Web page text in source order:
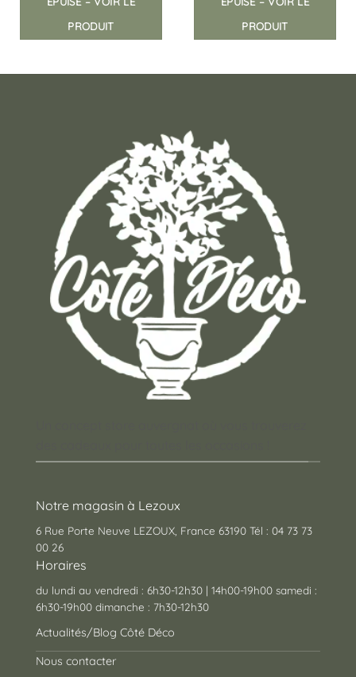
PRODUIT
PRODUIT
Notre magasin à Lezoux
6 Rue Porte Neuve LEZOUX, France 63190 Tél : 04 73 73
00 26
Horaires
du lundi au vendredi : 6h30-12h30 | 14h00-19h00 samedi :
6h30-19h00 dimanche : 7h30-12h30
Actualités/Blog Côté Déco
Nous contacter